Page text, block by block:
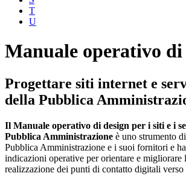
T
U
Manuale operativo di
Progettare siti internet e
della Pubblica
Il Manuale operativo di design per i siti e i
Pubblica Amministrazione è uno strumento
Pubblica Amministrazione e i suoi fornitori e
indicazioni operative per orientare e migliorare
realizzazione dei punti di contatto digitali verso